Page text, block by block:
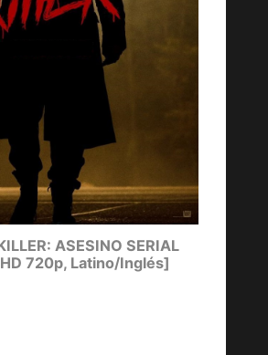
ASESINO SERIAL
720p, Latino/Inglés]